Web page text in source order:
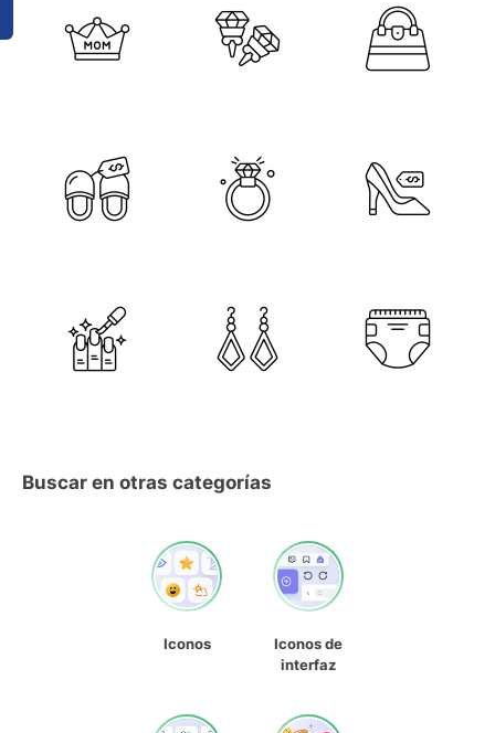
Buscar en otras categorías
Iconos
Iconos de
interfaz